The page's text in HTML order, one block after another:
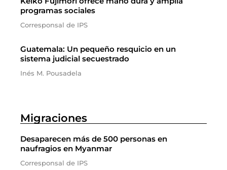
programas sociales
Corresponsal de IPS
Guatemala: Un pequeño resquicio en un
sistema judicial secuestrado
Inés M. Pousadela
Migraciones
Desaparecen más de 500 personas en
naufragios en Myanmar
Corresponsal de IPS